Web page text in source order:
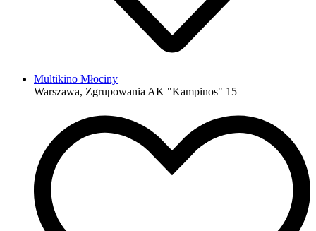
Multikino Młociny
Warszawa, Zgrupowania AK "Kampinos" 15